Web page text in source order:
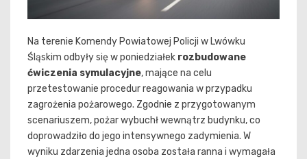
Na terenie Komendy Powiatowej Policji w Lwówku
Śląskim odbyły się w poniedziałek rozbudowane
ćwiczenia symulacyjne, mające na celu
przetestowanie procedur reagowania w przypadku
zagrożenia pożarowego. Zgodnie z przygotowanym
scenariuszem, pożar wybuchł wewnątrz budynku, co
doprowadziło do jego intensywnego zadymienia. W
wyniku zdarzenia jedna osoba została ranna i wymagała